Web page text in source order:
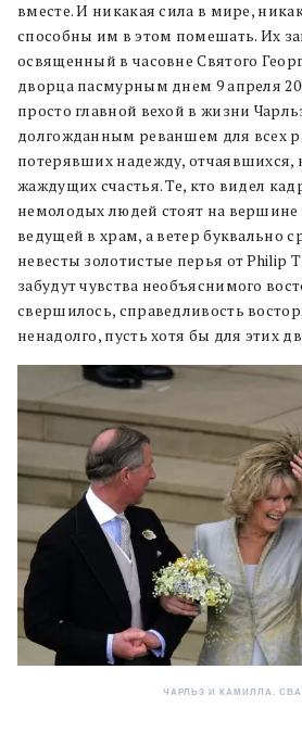
вместе. И никакая сила в мире,
способны им в этом помешать. Их
освященный в часовне Святого
дворца пасмурным днем 9 апреля
просто главной вехой в жизни
долгожданным реваншем для всех
потерявших надежду,
жаждущих счастья. Те, кто видел
немолодых людей стоят на
ведущей в храм, а ветер буквально
невесты золотистые перья от Philip
забудут чувства необъяснимого
свершилось, справедливость
ненадолго, пусть хотя бы для этих
ЧАРЛЬЗ И КАМИЛЛА.